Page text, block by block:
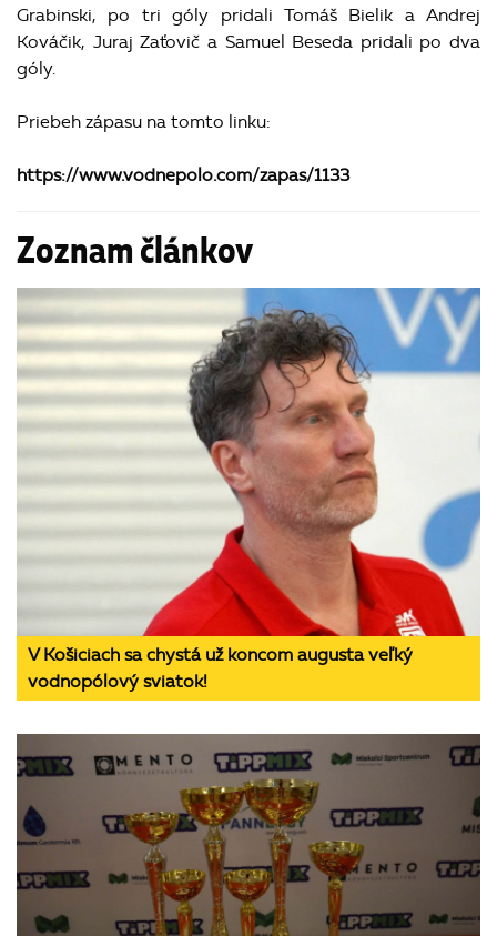
Grabinski, po tri góly pridali Tomáš Bielik a Andrej
Kováčik, Juraj Zaťovič a Samuel Beseda pridali po dva
góly.
Priebeh zápasu na tomto linku:
https://www.vodnepolo.com/zapas/1133
Zoznam článkov
V Košiciach sa chystá už koncom augusta veľký
vodnopólový sviatok!